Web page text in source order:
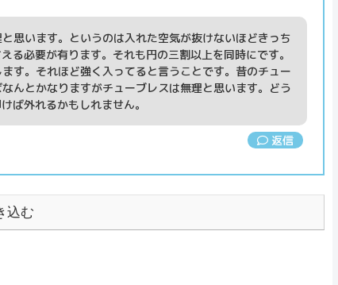
思います。というのは入れた空気が抜けないほどきっち
必要が有ります。それも円の三割以上を同時にです。
す。それほど強く入ってると言うことです。昔のチュー
んとかなりますがチューブレスは無理と思います。どう
ば外れるかもしれません。
返信
込む